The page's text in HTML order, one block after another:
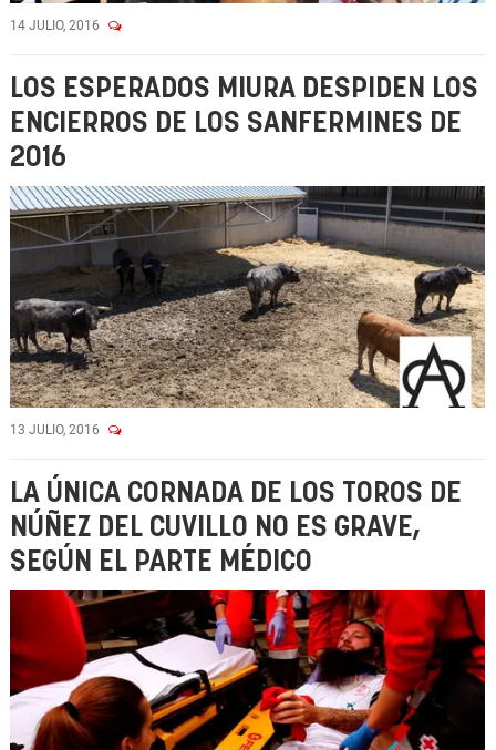
14 JULIO, 2016
LOS ESPERADOS MIURA DESPIDEN LOS
ENCIERROS DE LOS SANFERMINES DE
2016
13 JULIO, 2016
LA ÚNICA CORNADA DE LOS TOROS DE
NÚÑEZ DEL CUVILLO NO ES GRAVE,
SEGÚN EL PARTE MÉDICO